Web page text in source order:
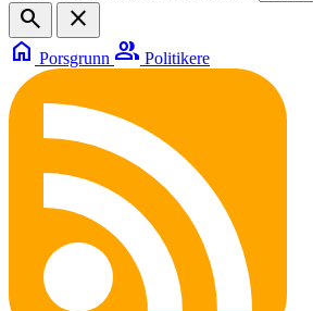
search
close
home Porsgrunn group Politikere